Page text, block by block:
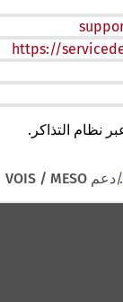
https://
نظام التذاكر.
دعم VOIS / MESO